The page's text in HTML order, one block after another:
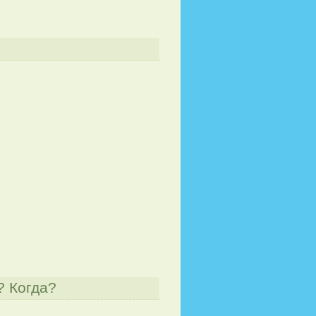
Когда?